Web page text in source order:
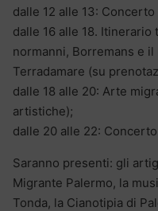
dalle 12 alle 13:
dalle 16 alle 18. Itinerario
normanni, Borremans e il
Terradamare (su
dalle 18 alle 20: Arte
artistiche);
dalle 20 alle 22:
Saranno presenti: gli
Migrante Palermo, la
Tonda, la Cianotipia di